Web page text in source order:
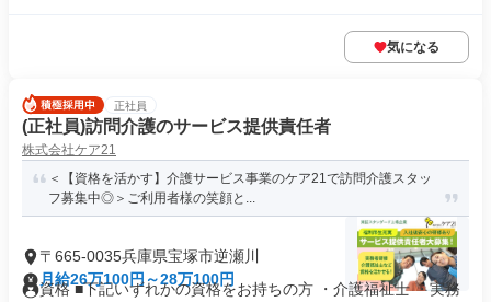
気になる
正社員
(正社員)訪問介護のサービス提供責任者
株式会社ケア21
＜【資格を活かす】介護サービス事業のケア21で訪問介護スタッ
フ募集中◎＞ご利用者様の笑顔と...
〒665-0035兵庫県宝塚市逆瀬川
月給26万100円～28万100円
資格 ■下記いずれかの資格をお持ちの方 ・介護福祉士 ・実務